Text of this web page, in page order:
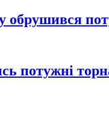
обрушився
потужні